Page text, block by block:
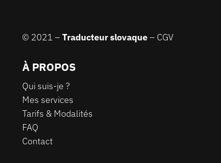
© 2021 – Traducteur slovaque– CGV
À PROPOS
Qui suis-je ?
Mes services
Tarifs & Modalités
FAQ
Contact